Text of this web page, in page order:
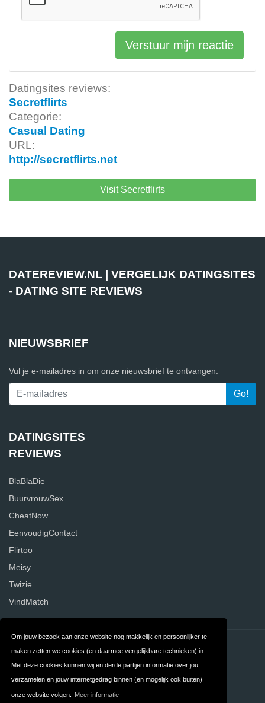
Om jouw bezoek aan onze website nog makkelijk en persoonlijker te
maken zetten we cookies (en daarmee vergelijkbare technieken) in.
Met deze cookies kunnen wij en derde partijen informatie over jou
verzamelen en jouw internetgedrag binnen (en mogelijk ook buiten)
onze website volgen. Meer informatie
Datingsites reviews:
Secretflirts
Categorie:
Casual Dating
URL:
http://secretflirts.net
Visit Secretflirts
Verstuur mijn reactie
DATEREVIEW.NL | VERGELIJK DATINGSITES
- DATING SITE REVIEWS
NIEUWSBRIEF
Vul je e-mailadres in om onze nieuwsbrief te ontvangen.
DATINGSITES
REVIEWS
BlaBlaDie
BuurvrouwSex
CheatNow
EenvoudigContact
Flirtoo
Meisy
Twizie
VindMatch
Contact
Privacy
Algemene
FAQ